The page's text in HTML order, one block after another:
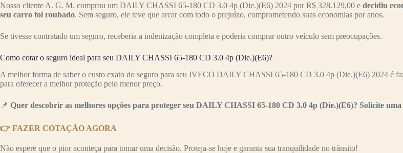
Nosso cliente A. G. M. comprou um DAILY CHASSI 65-180 CD 3.0 4p (Die.)(E6) 2024 por R$ 328.129,00 e decidiu
seu carro foi roubado. Sem seguro, ele teve que arcar com todo o prejuízo, comprometendo suas economias por anos.
Se tivesse contratado um seguro, receberia a indenização completa e poderia comprar outro veículo sem preocupações.
Como cotar o seguro ideal para seu DAILY CHASSI 65-180 CD 3.0 4p (Die.)(E6)?
A melhor forma de saber o custo exato do seguro para seu IVECO DAILY CHASSI 65-180 CD 3.0 4p (Die.)(E6) 2024 é
para oferecer a melhor proteção pelo menor preço.
📌 Quer descobrir as melhores opções para proteger seu DAILY CHASSI 65-180 CD 3.0 4p (Die.)(E6)? Solicite uma
👉 FAZER COTAÇÃO AGORA
Não espere que o pior aconteça para tomar uma decisão. Proteja-se hoje e garanta sua tranquilidade no trânsito!